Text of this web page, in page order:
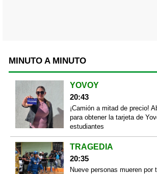
MINUTO A MINUTO
YOVOY
20:43
¡Camión a mitad de precio!
para obtener la tarjeta de
estudiantes
TRAGEDIA
20:35
Nueve personas mueren por